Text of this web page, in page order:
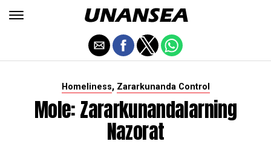
Homeliness, Zararkunanda Control
Mole: Zararkunandalarning
Nazorat